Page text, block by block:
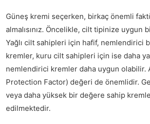
Güneş kremi seçerken, birkaç önemli
almalısınız. Öncelikle, cilt tipinize uygun
Yağlı cilt sahipleri için hafif, nemlendirici
kremler, kuru cilt sahipleri için ise daha
nemlendirici kremler daha uygun olabilir.
Protection Factor) değeri de önemlidir.
veya daha yüksek bir değere sahip
edilmektedir.